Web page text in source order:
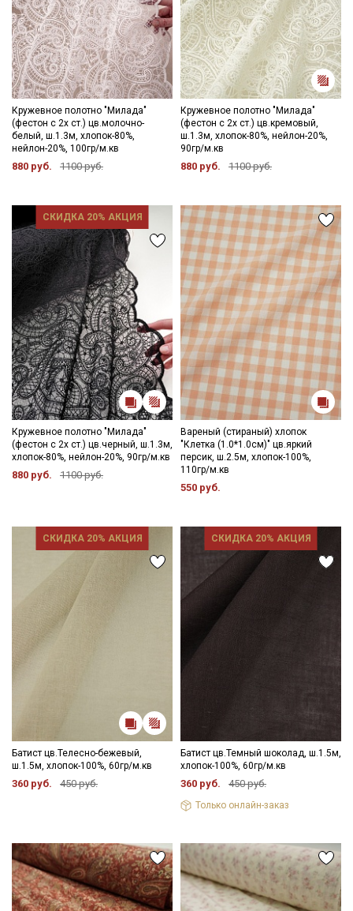
Кружевное полотно "Милада"
(фестон с 2х ст.) цв.молочно-
белый, ш.1.3м, хлопок-80%,
нейлон-20%, 100гр/м.кв
880 руб. 1100 руб.
Кружевное полотно "Милада"
(фестон с 2х ст.) цв.кремовый,
ш.1.3м, хлопок-80%, нейлон-20%,
90гр/м.кв
880 руб. 1100 руб.
СКИДКА 20% АКЦИЯ
Кружевное полотно "Милада"
(фестон с 2х ст.) цв.черный, ш.1.3м,
хлопок-80%, нейлон-20%, 90гр/м.кв
880 руб. 1100 руб.
Вареный (стираный) хлопок
"Клетка (1.0*1.0см)" цв.яркий
персик, ш.2.5м, хлопок-100%,
110гр/м.кв
550 руб.
СКИДКА 20% АКЦИЯ
Батист цв.Телесно-бежевый,
ш.1.5м, хлопок-100%, 60гр/м.кв
360 руб. 450 руб.
СКИДКА 20% АКЦИЯ
Батист цв.Темный шоколад, ш.1.5м,
хлопок-100%, 60гр/м.кв
360 руб. 450 руб.
Только онлайн-заказ
Подписаться
Ознакомлен(а) сПолитикой обработки персональных
данных и даюСогласие на обработку персональных
данных
Даю
Согласие на получение рекламных и
информационных рассылок